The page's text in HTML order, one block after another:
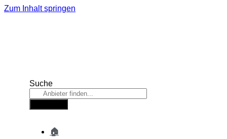
Zum Inhalt springen
Suche
🏠